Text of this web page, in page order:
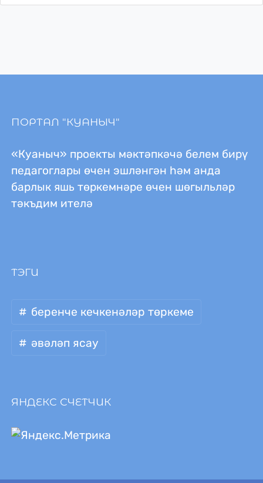
ПОРТАЛ "КУАНЫЧ"
«Куаныч» проекты мәктәпкәчә белем бирү
педагоглары өчен эшләнгән һәм анда
барлык яшь төркемнәре өчен шөгыльләр
тәкъдим ителә
ТЭГИ
беренче кечкенәләр төркеме
әвәләп ясау
ЯНДЕКС СЧЕТЧИК